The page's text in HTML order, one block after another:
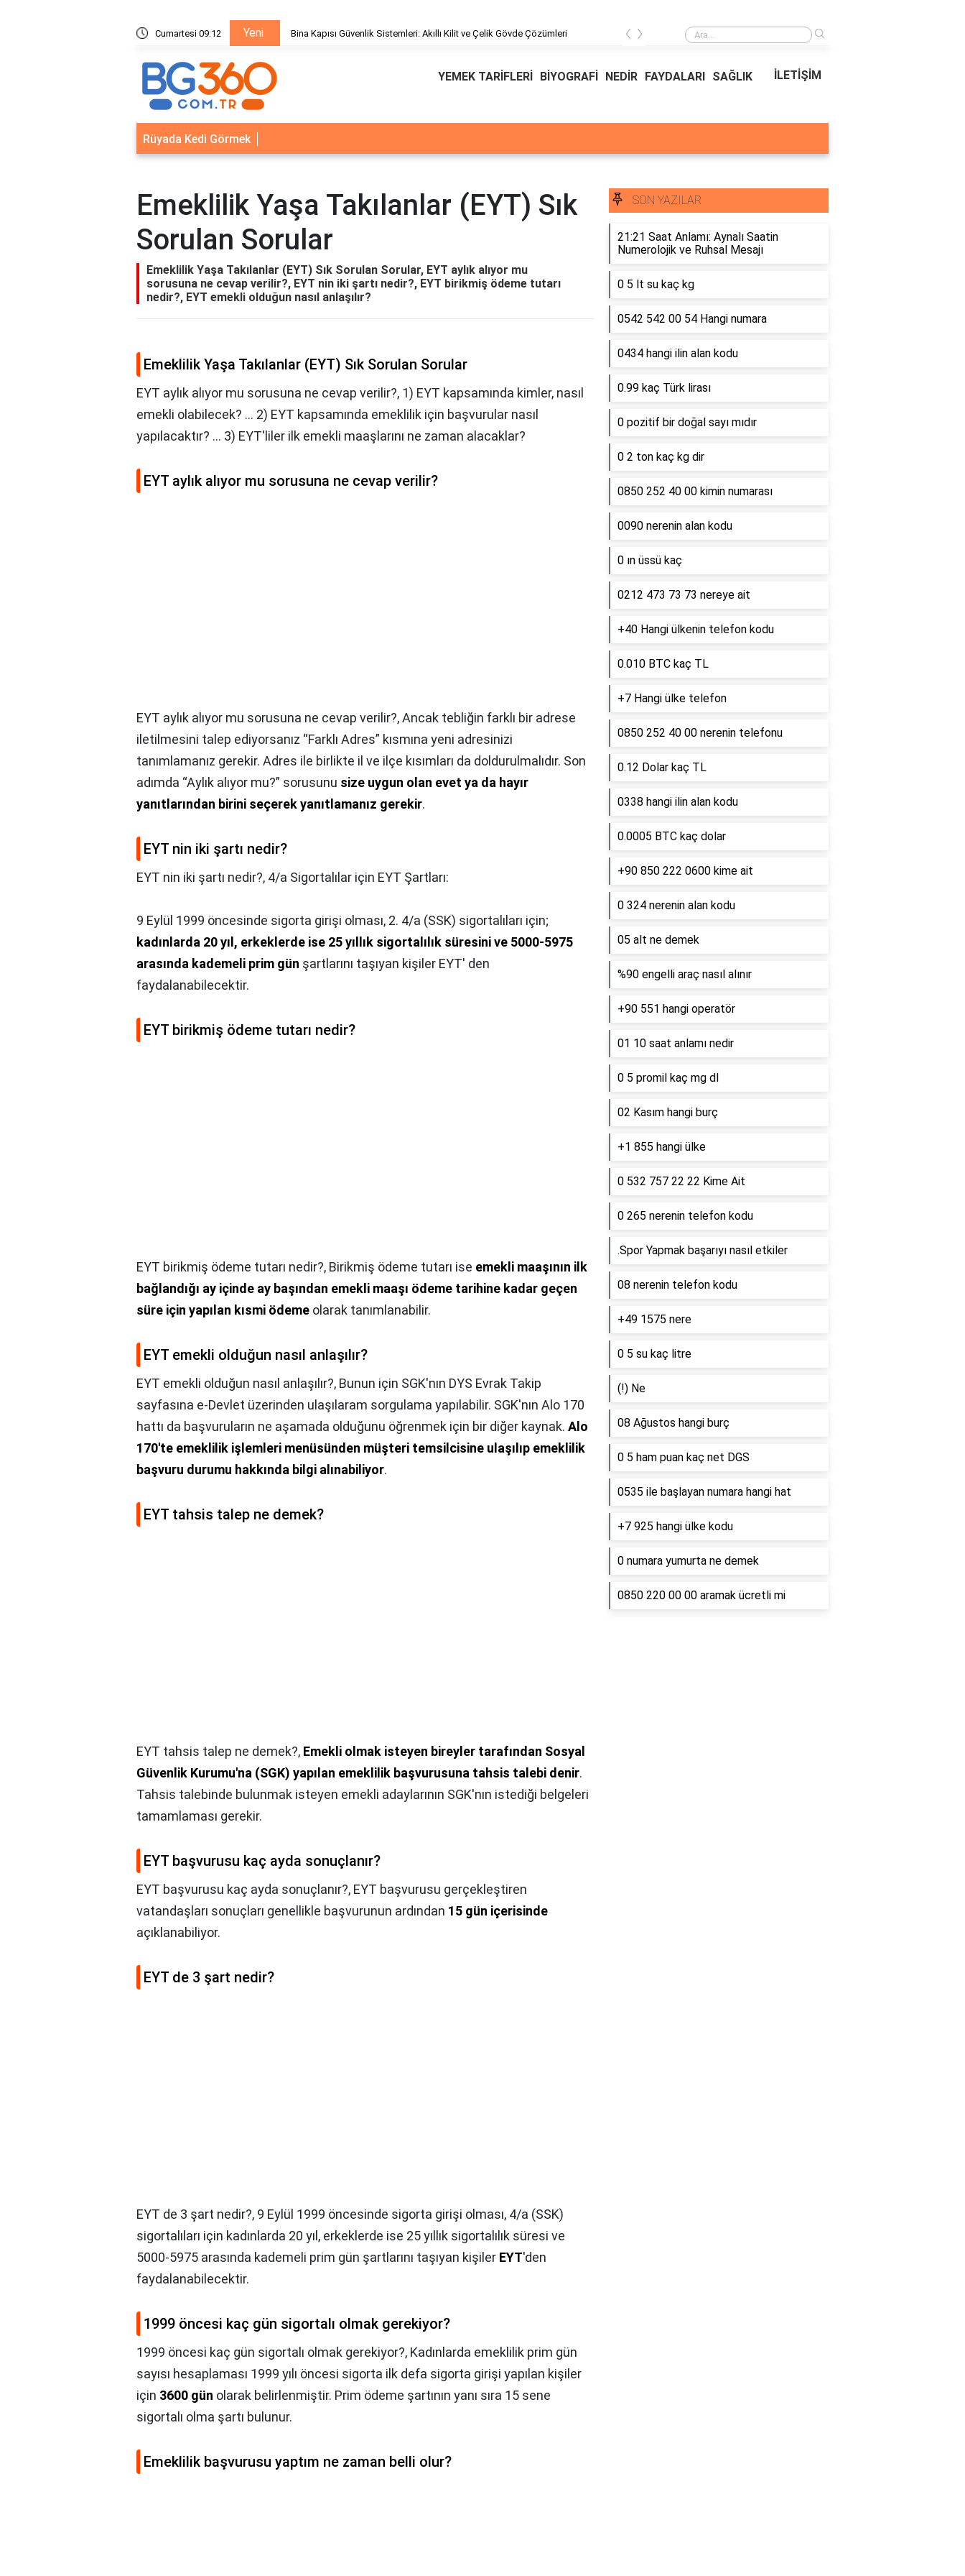
Cumartesi 09:12 Yeni
Sistemleri: Akıllı Kilit ve Çelik Gövde Çözümleri Bina Kapısı Güvenlik Sistemleri: Akıllı Kilit ve Çelik Gövde Çözümleri Ödeal Müşteri Hizmetleri
‹ ›
YEMEK TARİFLERİ BİYOGRAFİ NEDİR FAYDALARI SAĞLIK İLETİŞİM
Rüyada Kedi Görmek
Emeklilik Yaşa Takılanlar (EYT) Sık
Sorulan Sorular
Emeklilik Yaşa Takılanlar (EYT) Sık Sorulan Sorular, EYT aylık alıyor mu
sorusuna ne cevap verilir?, EYT nin iki şartı nedir?, EYT birikmiş ödeme tutarı
nedir?, EYT emekli olduğun nasıl anlaşılır?
Emeklilik Yaşa Takılanlar (EYT) Sık Sorulan Sorular
EYT aylık alıyor mu sorusuna ne cevap verilir?, 1) EYT kapsamında kimler, nasıl
emekli olabilecek? ... 2) EYT kapsamında emeklilik için başvurular nasıl
yapılacaktır? ... 3) EYT'liler ilk emekli maaşlarını ne zaman alacaklar?
EYT aylık alıyor mu sorusuna ne cevap verilir?
EYT aylık alıyor mu sorusuna ne cevap verilir?,Ancak tebliğin farklı bir adrese
iletilmesini talep ediyorsanız “Farklı Adres” kısmına yeni adresinizi
tanımlamanız gerekir. Adres ile birlikte il ve ilçe kısımları da doldurulmalıdır. Son
adımda “Aylık alıyor mu?” sorusunu size uygun olan evet ya da hayır
yanıtlarından birini seçerek yanıtlamanız gerekir.
EYT nin iki şartı nedir?
EYT nin iki şartı nedir?, 4/a Sigortalılar için EYT Şartları:
9 Eylül 1999 öncesinde sigorta girişi olması, 2. 4/a (SSK) sigortalıları için;
kadınlarda 20 yıl, erkeklerde ise 25 yıllık sigortalılık süresini ve 5000-5975
arasında kademeli prim gün şartlarını taşıyan kişiler EYT' den
faydalanabilecektir.
EYT birikmiş ödeme tutarı nedir?
EYT birikmiş ödeme tutarı nedir?, Birikmiş ödeme tutarı ise emekli maaşının ilk
bağlandığı ay içinde ay başından emekli maaşı ödeme tarihine kadar geçen
süre için yapılan kısmi ödeme olarak tanımlanabilir.
EYT emekli olduğun nasıl anlaşılır?
EYT emekli olduğun nasıl anlaşılır?, Bunun için SGK'nın DYS Evrak Takip
sayfasına e-Devlet üzerinden ulaşılaram sorgulama yapılabilir. SGK'nın Alo 170
hattı da başvuruların ne aşamada olduğunu öğrenmek için bir diğer kaynak. Alo
170'te emeklilik işlemleri menüsünden müşteri temsilcisine ulaşılıp emeklilik
başvuru durumu hakkında bilgi alınabiliyor.
EYT tahsis talep ne demek?
EYT tahsis talep ne demek?, Emekli olmak isteyen bireyler tarafından Sosyal
Güvenlik Kurumu'na (SGK) yapılan emeklilik başvurusuna tahsis talebi denir.
Tahsis talebinde bulunmak isteyen emekli adaylarının SGK'nın istediği belgeleri
tamamlaması gerekir.
EYT başvurusu kaç ayda sonuçlanır?
EYT başvurusu kaç ayda sonuçlanır?, EYT başvurusu gerçekleştiren
vatandaşları sonuçları genellikle başvurunun ardından 15 gün içerisinde
açıklanabiliyor.
EYT de 3 şart nedir?
EYT de 3 şart nedir?, 9 Eylül 1999 öncesinde sigorta girişi olması, 4/a (SSK)
sigortalıları için kadınlarda 20 yıl, erkeklerde ise 25 yıllık sigortalılık süresi ve
5000-5975 arasında kademeli prim gün şartlarını taşıyan kişiler EYT'den
faydalanabilecektir.
1999 öncesi kaç gün sigortalı olmak gerekiyor?
1999 öncesi kaç gün sigortalı olmak gerekiyor?, Kadınlarda emeklilik prim gün
sayısı hesaplaması 1999 yılı öncesi sigorta ilk defa sigorta girişi yapılan kişiler
için 3600 gün olarak belirlenmiştir. Prim ödeme şartının yanı sıra 15 sene
sigortalı olma şartı bulunur.
Emeklilik başvurusu yaptım ne zaman belli olur?
SON YAZILAR
21:21 Saat Anlamı: Aynalı Saatin
Numerolojik ve Ruhsal Mesajı
0 5 lt su kaç kg
0542 542 00 54 Hangi numara
0434 hangi ilin alan kodu
0.99 kaç Türk lirası
0 pozitif bir doğal sayı mıdır
0 2 ton kaç kg dir
0850 252 40 00 kimin numarası
0090 nerenin alan kodu
0 ın üssü kaç
0212 473 73 73 nereye ait
+40 Hangi ülkenin telefon kodu
0.010 BTC kaç TL
+7 Hangi ülke telefon
0850 252 40 00 nerenin telefonu
0.12 Dolar kaç TL
0338 hangi ilin alan kodu
0.0005 BTC kaç dolar
+90 850 222 0600 kime ait
0 324 nerenin alan kodu
05 alt ne demek
%90 engelli araç nasıl alınır
+90 551 hangi operatör
01 10 saat anlamı nedir
0 5 promil kaç mg dl
02 Kasım hangi burç
+1 855 hangi ülke
0 532 757 22 22 Kime Ait
0 265 nerenin telefon kodu
.Spor Yapmak başarıyı nasıl etkiler
08 nerenin telefon kodu
+49 1575 nere
0 5 su kaç litre
(!) Ne
08 Ağustos hangi burç
0 5 ham puan kaç net DGS
0535 ile başlayan numara hangi hat
+7 925 hangi ülke kodu
0 numara yumurta ne demek
0850 220 00 00 aramak ücretli mi